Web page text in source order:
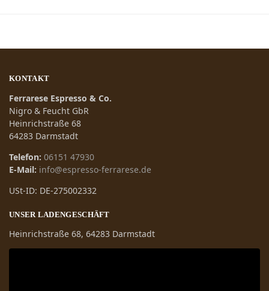
KONTAKT
Ferrarese Espresso & Co.
Nigro & Feucht GbR
Heinrichstraße 68
64283 Darmstadt
Telefon: 06151 47930
E-Mail: info@espresso-ferrarese.de
USt-ID: DE-275002332
UNSER LADENGESCHÄFT
Heinrichstraße 68, 64283 Darmstadt